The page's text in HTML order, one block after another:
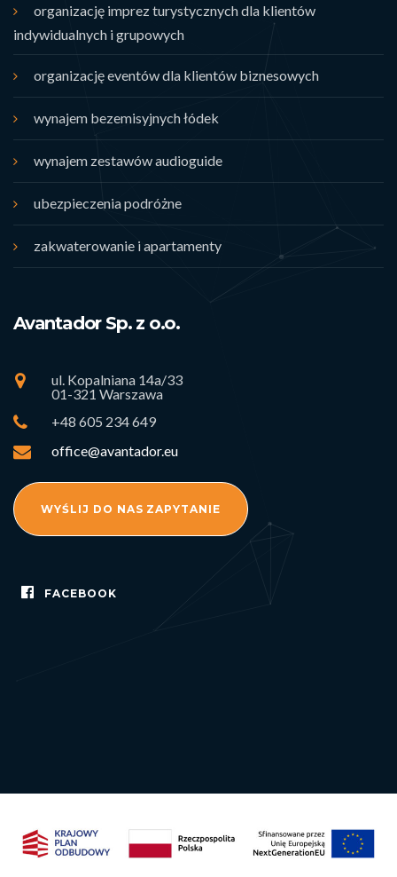
organizację imprez turystycznych dla klientów
indywidualnych i grupowych
organizację eventów dla klientów biznesowych
wynajem bezemisyjnych łódek
wynajem zestawów audioguide
ubezpieczenia podróżne
zakwaterowanie i apartamenty
Avantador Sp. z o.o.
ul. Kopalniana 14a/33
01-321 Warszawa
+48 605 234 649
office@avantador.eu
WYŚLIJ DO NAS ZAPYTANIE
FACEBOOK